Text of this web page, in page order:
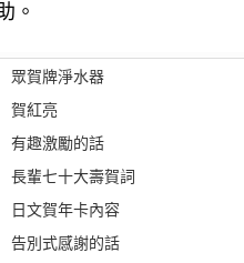
。
眾賀牌淨水器
賀紅亮
有趣激勵的話
長輩七十大壽賀詞
日文賀年卡內容
告別式感謝的話